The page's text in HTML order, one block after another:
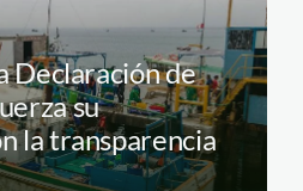
Declaración de
su
la transparencia